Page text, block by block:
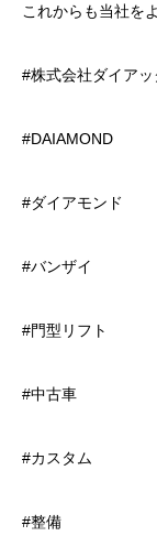
これからも当社を
#株式会社ダイアッ
#DAIAMOND
#ダイアモンド
#バンザイ
#門型リフト
#中古車
#カスタム
#整備